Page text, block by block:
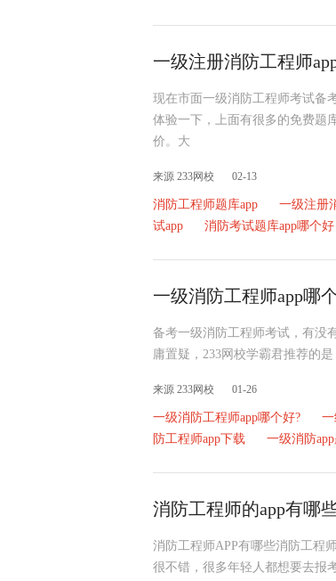
一级注册消防工程师
现在市面一级消防工程师考试备
体验一下，上面有很多的免费题
价。大
来源 233网校 02-13
消防工程师题库app 一级注册
试app
消防考试题库app哪个好
一级消防工程师app哪
备考一级消防工程师考试，有没
庸置疑，233网校学霸君推荐的
来源 233网校 01-26
一级消防工程师app哪个好? 一
防工程师app下载
一级消防
消防工程师的app有哪
消防工程师APP有哪些消防工程
很不错，很多年轻人都想要去报